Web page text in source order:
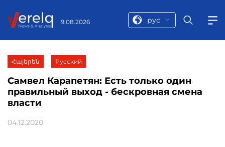
9.08.2026 рус
Հայերեն Русский
Самвел Карапетян: Есть только один
правильный выход - бескровная смена
власти
04.12.2020